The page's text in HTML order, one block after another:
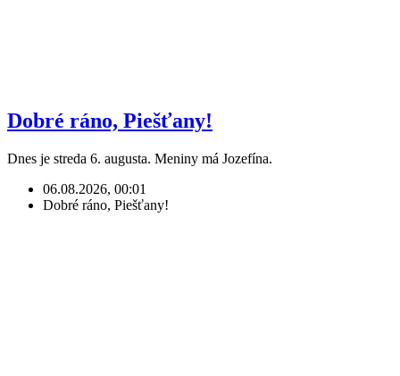
Dobré ráno, Piešťany!
Dnes je streda 6. augusta. Meniny má Jozefína.
06.08.2026, 00:01
Dobré ráno, Piešťany!